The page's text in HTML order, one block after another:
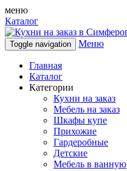
меню
Каталог
Toggle navigation Меню
Главная
Каталог
Категории
Кухни на заказ
Мебель на заказ
Шкафы купе
Прихожие
Гардеробные
Детские
Мебель в ванную